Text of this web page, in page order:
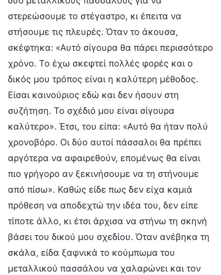
στερεώσουμε το στέγαστρο, κι έπειτα να
στήσουμε τις πλευρές. Όταν το άκουσα,
σκέφτηκα: «Αυτό σίγουρα θα πάρει περισσότερο
χρόνο. Το έχω σκεφτεί πολλές φορές και ο
δικός μου τρόπος είναι η καλύτερη μέθοδος.
Είσαι καινούριος εδώ και δεν ήσουν στη
συζήτηση. Το σχέδιό μου είναι σίγουρα
καλύτερο». Έτσι, του είπα: «Αυτό θα ήταν πολύ
χρονοβόρο. Οι δύο αυτοί πάσσαλοι θα πρέπει
αργότερα να αφαιρεθούν, επομένως θα είναι
πιο γρήγορο αν ξεκινήσουμε να τη στήνουμε
από πίσω». Καθώς είδε πως δεν είχα καμιά
πρόθεση να αποδεχτώ την ιδέα του, δεν είπε
τίποτε άλλο, κι έτσι άρχισα να στήνω τη σκηνή
βάσει του δικού μου σχεδίου. Όταν ανέβηκα τη
σκάλα, είδα ξαφνικά το κούμπωμα του
μεταλλικού πασσάλου να χαλαρώνει και τον